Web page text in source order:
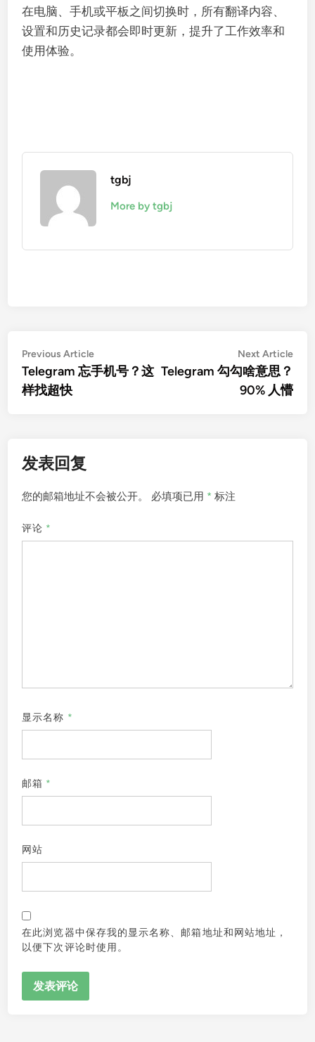
在电脑、手机或平板之间切换时，所有翻译内容、
设置和历史记录都会即时更新，提升了工作效率和
使用体验。
tgbj
More by tgbj
文
章
导
Previous ArticlePrevious
article:
Telegram 忘手机号？这
样找超快
Next Article
Telegram 勾勾啥意思？
90% 人懵
发表回复
您的邮箱地址不会被公开。 必填项已用 * 标注
评论 *
显示名称 *
邮箱 *
网站
在此浏览器中保存我的显示名称、邮箱地址和网站地址，
以便下次评论时使用。